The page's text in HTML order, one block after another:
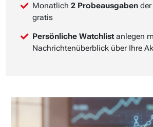
Monatlich 2 Probeausgaben
gratis
Persönliche Watchlist anlegen
Nachrichtenüberblick über Ihre